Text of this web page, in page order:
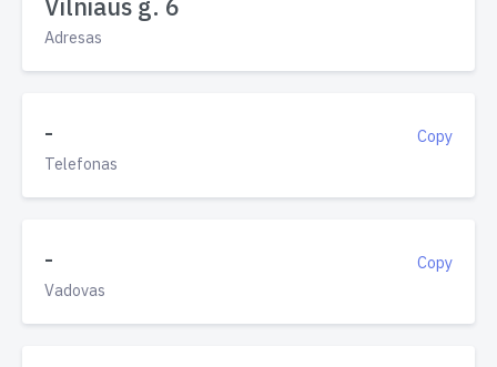
Vilniaus g. 6
Adresas
Copy
-
Telefonas
Copy
-
Vadovas